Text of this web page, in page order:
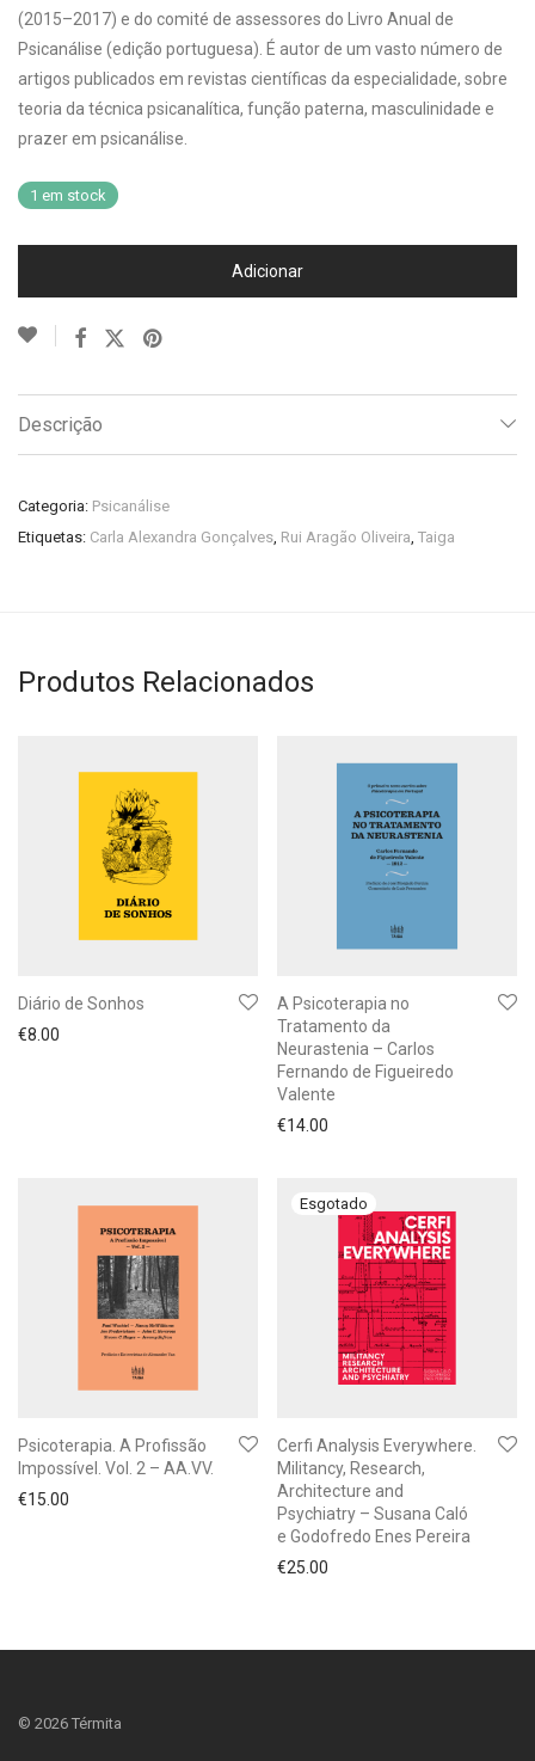
(2015–2017) e do comité de assessores do Livro Anual de
Psicanálise (edição portuguesa). É autor de um vasto número de
artigos publicados em revistas científicas da especialidade, sobre
teoria da técnica psicanalítica, função paterna, masculinidade e
prazer em psicanálise.
1 em stock
Adicionar
Descrição
Categoria: Psicanálise
Etiquetas: Carla Alexandra Gonçalves, Rui Aragão Oliveira, Taiga
Produtos Relacionados
Diário de Sonhos
€8.00
A Psicoterapia no
Tratamento da
Neurastenia – Carlos
Fernando de Figueiredo
Valente
€14.00
Psicoterapia. A Profissão
Impossível. Vol. 2 – AA.VV.
€15.00
Cerfi Analysis Everywhere.
Militancy, Research,
Architecture and
Psychiatry – Susana Caló
e Godofredo Enes Pereira
€25.00
© 2026 Térmita